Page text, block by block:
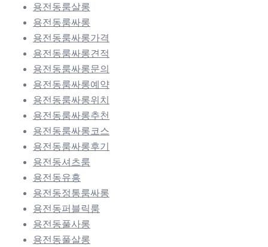
용전동룸살롱
용전동룸싸롱
용전동룸싸롱가격
용전동룸싸롱견적
용전동룸싸롱문의
용전동룸싸롱예약
용전동룸싸롱위치
용전동룸싸롱추천
용전동룸싸롱코스
용전동룸싸롱후기
용전동셔츠룸
용전동유흥
용전동정통룸싸롱
용전동퍼블릭룸
용전동풀사롱
용전동풀살롱